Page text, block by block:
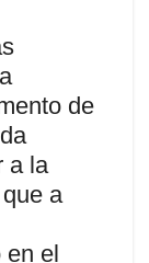
de
a la
a
el